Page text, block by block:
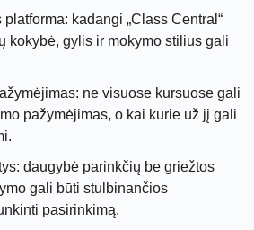
kadangi „Class Central“
kokybė, gylis ir mokymo stilius gali
ne visuose kursuose gali
pažymėjimas, o kai kurie už jį gali
daugybė parinkčių be griežtos
gali būti stulbinančios
pasirinkimą.